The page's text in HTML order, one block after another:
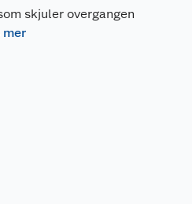
skjuler overgangen
mer